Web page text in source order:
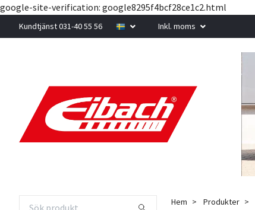
google-site-verification: google8295f4bcf28ce1c2.html
Kundtjänst 031-40 55 56 Inkl. moms
Hem Produkter